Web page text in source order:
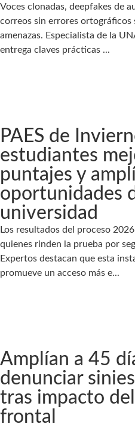
Voces clonadas, deepfakes de
correos sin errores ortográficos
amenazas. Especialista de la
entrega claves prácticas ...
PAES de
estudiantes
puntajes y
oportunidades
universidad
Los resultados del proceso
quienes rinden la prueba por
Expertos destacan que esta
promueve un acceso más e...
Amplían a 45
denunciar
tras impacto
frontal